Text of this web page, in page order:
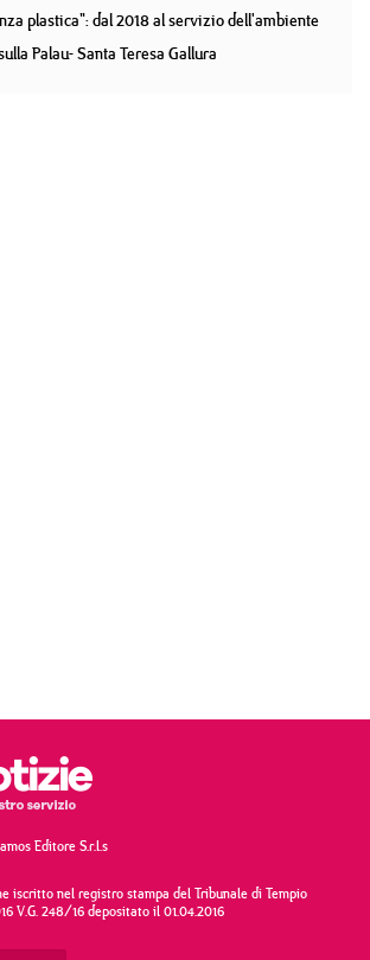
plastica": dal 2018 al servizio dell'ambiente
Palau- Santa Teresa Gallura
Editore S.r.l.s
iscritto nel registro stampa del Tribunale di Tempio
V.G. 248/16 depositato il 01.04.2016